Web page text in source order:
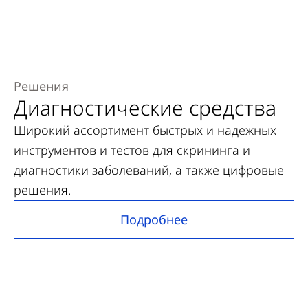
Решения
Диагностические средства
Широкий ассортимент быстрых и надежных
инструментов и тестов для скрининга и
диагностики заболеваний, а также цифровые
решения.
Подробнее